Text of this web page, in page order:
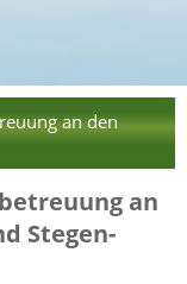
an den
an
Stegen-